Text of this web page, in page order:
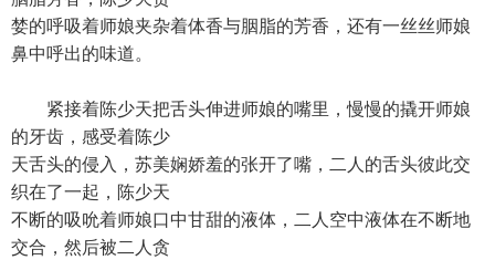
婪的呼吸着师娘夹杂着体香与胭脂的芳香，还有一丝丝师娘
鼻中呼出的味道。
紧接着陈少天把舌头伸进师娘的嘴里，慢慢的撬开师娘
的牙齿，感受着陈少
天舌头的侵入，苏美娴娇羞的张开了嘴，二人的舌头彼此交
织在了一起，陈少天
不断的吸吮着师娘口中甘甜的液体，二人空中液体在不断地
交合，然后被二人贪